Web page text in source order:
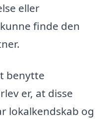
eller
finde den
benytte
er, at disse
lokalkendskab og